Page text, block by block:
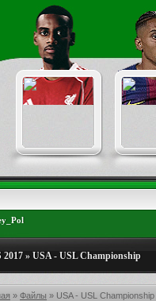
2017 » USA - USL Championship
» Файлы » USA - USL Championship